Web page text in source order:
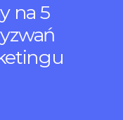
na 5